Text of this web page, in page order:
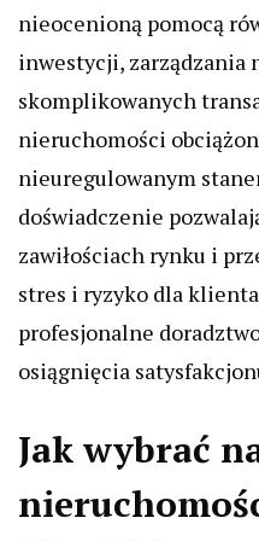
nieocenioną pomocą
inwestycji, zarządzania
skomplikowanych
nieruchomości
nieuregulowanym
doświadczenie
zawiłościach rynku i
stres i ryzyko dla
profesjonalne
osiągnięcia
Jak wybrać